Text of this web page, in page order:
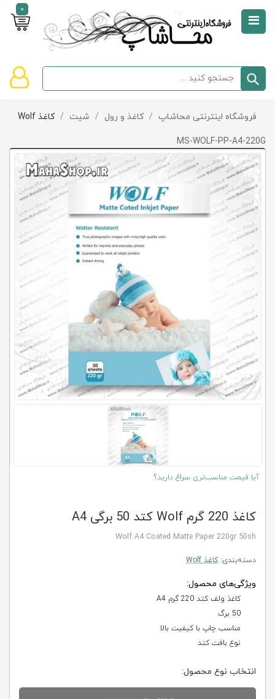
0
صفحه
دسته‌بندی
تخفیف‌ها
و
پیشنهادها
تماس
کلاب
محاشاپ
سبد
خالی
است
فروشگاه اینترنتی محاشاپ / کاغذ و رول / شیت / کاغذ Wolf
MS-WOLF-PP-A4-220G
آیا قیمت مناسب‌تری سراغ دارید؟
کاغذ 220 گرم Wolf کتد 50 برگی A4
Wolf A4 Coated Matte Paper 220gr 50sh
دسته‌بندی:کاغذ Wolf
ویژگی‌های محصول:
کاغذ ولف کتد 220 گرم A4
50 برگ
مناسب چاپ با کیفیت بالا
نوع بافت کتد
انتخاب نوع محصول: